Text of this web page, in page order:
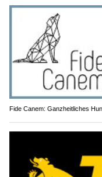
Fide Canem: Ganzheitliches